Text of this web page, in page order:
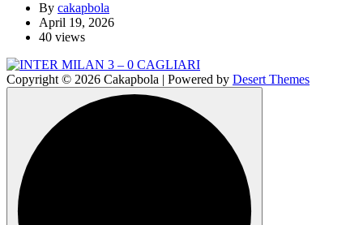
By cakapbola
April 19, 2026
40 views
Copyright © 2026 Cakapbola | Powered by Desert Themes